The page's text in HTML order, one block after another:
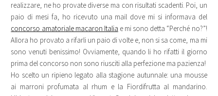
realizzare, ne ho provate diverse ma con risultati scadenti. Poi, un
paio di mesi fa, ho ricevuto una mail dove mi si informava del
concorso amatoriale macaron Italia e mi sono detta “Perché no?”!
Allora ho provato a rifarli un paio di volte e, non si sa come, ma mi
sono venuti benissimo! Ovviamente, quando li ho rifatti il giorno
prima del concorso non sono riusciti alla perfezione ma pazienza!
Ho scelto un ripieno legato alla stagione autunnale: una mousse
ai marroni profumata al rhum e la Fiordifrutta al mandarino.